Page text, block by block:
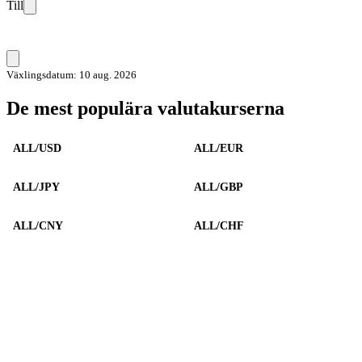
Till
Växlingsdatum: 10 aug. 2026
De mest populära valutakurserna
ALL/USD ALL/EUR
ALL/JPY ALL/GBP
ALL/CNY ALL/CHF